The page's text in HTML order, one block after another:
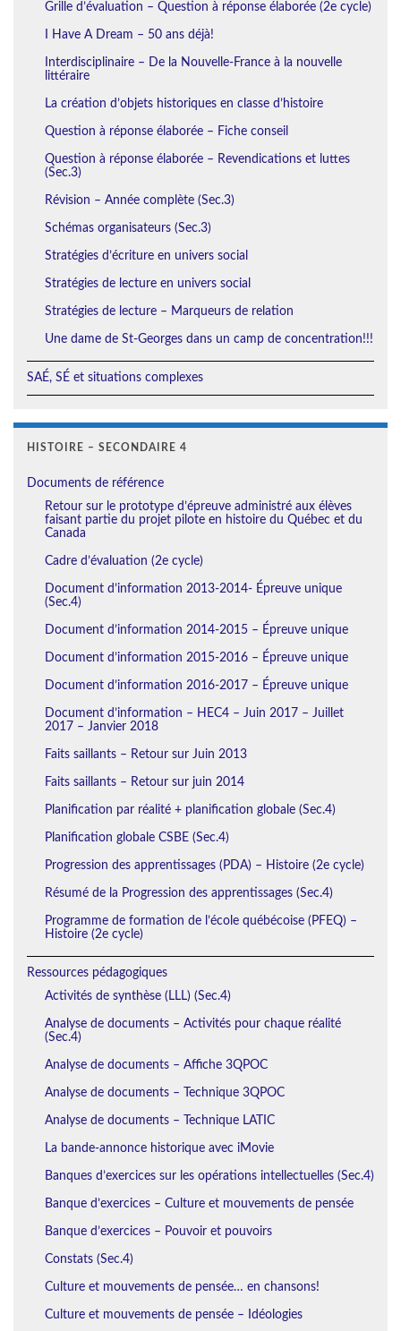
Grille d’évaluation – Question à réponse élaborée (2e cycle)
I Have A Dream – 50 ans déjà!
Interdisciplinaire – De la Nouvelle-France à la nouvelle
littéraire
La création d’objets historiques en classe d’histoire
Question à réponse élaborée – Fiche conseil
Question à réponse élaborée – Revendications et luttes
(Sec.3)
Révision – Année complète (Sec.3)
Schémas organisateurs (Sec.3)
Stratégies d’écriture en univers social
Stratégies de lecture en univers social
Stratégies de lecture – Marqueurs de relation
Une dame de St-Georges dans un camp de concentration!!!
SAÉ, SÉ et situations complexes
HISTOIRE – SECONDAIRE 4
Documents de référence
Retour sur le prototype d’épreuve administré aux élèves
faisant partie du projet pilote en histoire du Québec et du
Canada
Cadre d’évaluation (2e cycle)
Document d’information 2013-2014- Épreuve unique
(Sec.4)
Document d’information 2014-2015 – Épreuve unique
Document d’information 2015-2016 – Épreuve unique
Document d’information 2016-2017 – Épreuve unique
Document d’information – HEC4 – Juin 2017 – Juillet
2017 – Janvier 2018
Faits saillants – Retour sur Juin 2013
Faits saillants – Retour sur juin 2014
Planification par réalité + planification globale (Sec.4)
Planification globale CSBE (Sec.4)
Progression des apprentissages (PDA) – Histoire (2e cycle)
Résumé de la Progression des apprentissages (Sec.4)
Programme de formation de l’école québécoise (PFEQ) –
Histoire (2e cycle)
Ressources pédagogiques
Activités de synthèse (LLL) (Sec.4)
Analyse de documents – Activités pour chaque réalité
(Sec.4)
Analyse de documents – Affiche 3QPOC
Analyse de documents – Technique 3QPOC
Analyse de documents – Technique LATIC
La bande-annonce historique avec iMovie
Banques d’exercices sur les opérations intellectuelles (Sec.4)
Banque d’exercices – Culture et mouvements de pensée
Banque d’exercices – Pouvoir et pouvoirs
Constats (Sec.4)
Culture et mouvements de pensée… en chansons!
Culture et mouvements de pensée – Idéologies